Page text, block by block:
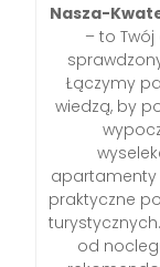
Nasza-
– to
Łączymy
wiedzą, by
apartamenty
praktyczne
od